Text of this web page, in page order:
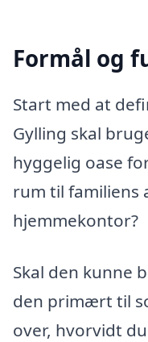
Formål og
Start med at
Gylling skal
hyggelig oase
rum til familiens
hjemmekontor?
Skal den kunne
den primært til
over, hvorvidt